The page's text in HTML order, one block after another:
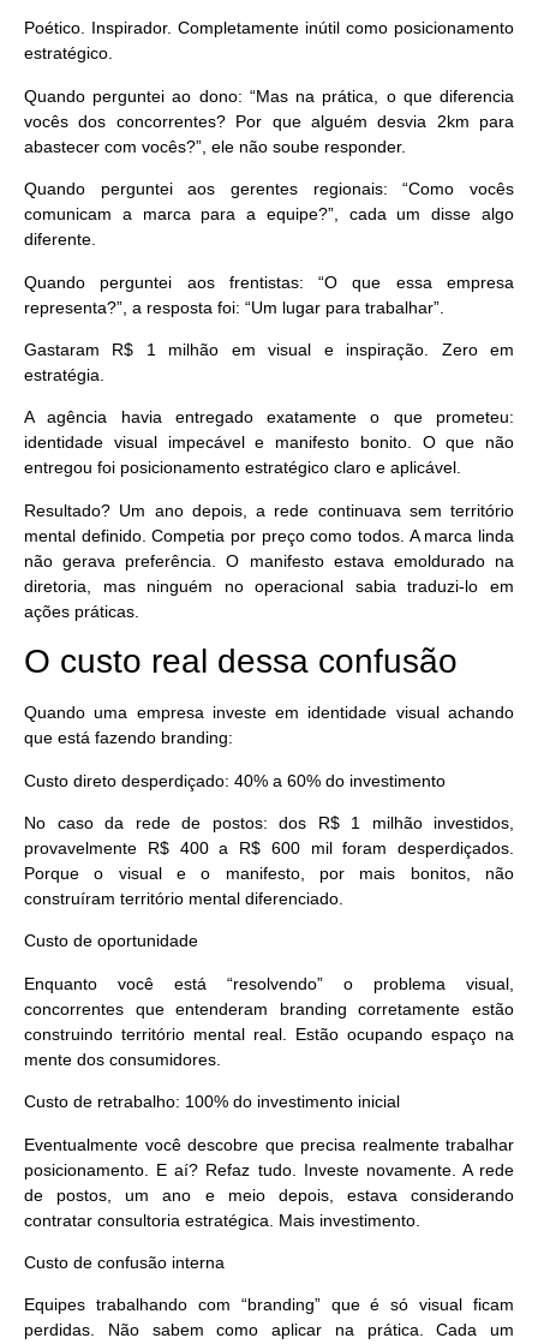
Poético. Inspirador. Completamente inútil como posicionamento
estratégico.
Quando perguntei ao dono: “Mas na prática, o que diferencia
vocês dos concorrentes? Por que alguém desvia 2km para
abastecer com vocês?”, ele não soube responder.
Quando perguntei aos gerentes regionais: “Como vocês
comunicam a marca para a equipe?”, cada um disse algo
diferente.
Quando perguntei aos frentistas: “O que essa empresa
representa?”, a resposta foi: “Um lugar para trabalhar”.
Gastaram R$ 1 milhão em visual e inspiração. Zero em
estratégia.
A agência havia entregado exatamente o que prometeu:
identidade visual impecável e manifesto bonito. O que não
entregou foi posicionamento estratégico claro e aplicável.
Resultado? Um ano depois, a rede continuava sem território
mental definido. Competia por preço como todos. A marca linda
não gerava preferência. O manifesto estava emoldurado na
diretoria, mas ninguém no operacional sabia traduzi-lo em
ações práticas.
O custo real dessa confusão
Quando uma empresa investe em identidade visual achando
que está fazendo branding:
Custo direto desperdiçado: 40% a 60% do investimento
No caso da rede de postos: dos R$ 1 milhão investidos,
provavelmente R$ 400 a R$ 600 mil foram desperdiçados.
Porque o visual e o manifesto, por mais bonitos, não
construíram território mental diferenciado.
Custo de oportunidade
Enquanto você está “resolvendo” o problema visual,
concorrentes que entenderam branding corretamente estão
construindo território mental real. Estão ocupando espaço na
mente dos consumidores.
Custo de retrabalho: 100% do investimento inicial
Eventualmente você descobre que precisa realmente trabalhar
posicionamento. E aí? Refaz tudo. Investe novamente. A rede
de postos, um ano e meio depois, estava considerando
contratar consultoria estratégica. Mais investimento.
Custo de confusão interna
Equipes trabalhando com “branding” que é só visual ficam
perdidas. Não sabem como aplicar na prática. Cada um